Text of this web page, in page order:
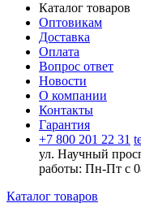
Каталог товаров
Оптовикам
Доставка
Оплата
Вопрос ответ
Новости
О компании
Контакты
Гарантия
+7 800 201 22 31
ул. Научный
работы: Пн‑Пт с
Каталог товаров